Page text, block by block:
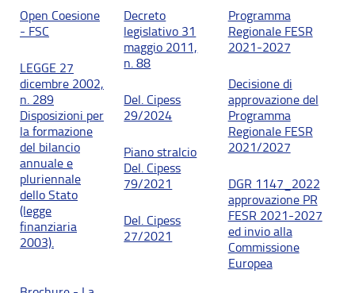
Open Coesione
- FSC
LEGGE 27
dicembre 2002,
n. 289
Disposizioni per
la formazione
del bilancio
annuale e
pluriennale
dello Stato
(legge
finanziaria
2003).
Decreto
legislativo 31
maggio 2011,
n. 88
Del. Cipess
29/2024
Piano stralcio
Del. Cipess
79/2021
Del. Cipess
27/2021
Programma
Regionale FESR
2021-2027
Decisione di
approvazione del
Programma
Regionale FESR
2021/2027
DGR 1147_2022
approvazione PR
FESR 2021-2027
ed invio alla
Commissione
Europea